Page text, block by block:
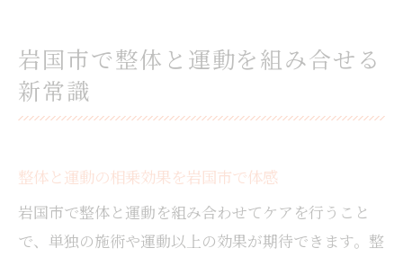
整体の効果を最大化する運動の選び方
整体後におすすめのストレッチ方法を解説
整体と運動で体幹バランスを整える秘訣
腰痛や肩こりの根本改善なら整体活用
岩国市で整体と運動を組み合せる
新常識
整体と運動の相乗効果を岩国市で体感
岩国市で整体と運動を組み合わせてケアを行うこと
で、単独の施術や運動以上の効果が期待できます。整